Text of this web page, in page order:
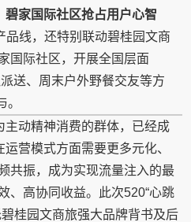
碧家国际社区抢占用户心智
品线，还特别联动碧桂园文商
际社区，开展全国层面
送、周末户外野餐交友等方
主动精神消费的群体，已经成
营模式方面需要更多元化、
共振，成为实现流量注入的最
、高协同收益。此次520“心跳
桂园文商旅强大品牌背书及后